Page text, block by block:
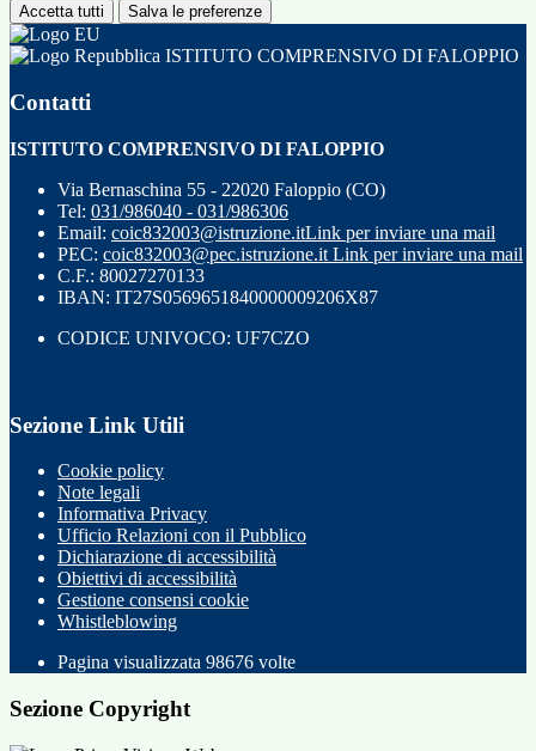
Accetta tutti Salva le preferenze
ISTITUTO COMPRENSIVO DI FALOPPIO
Contatti
ISTITUTO COMPRENSIVO DI FALOPPIO
Via Bernaschina 55 - 22020 Faloppio (CO)
Tel: 031/986040 - 031/986306
Email: coic832003@istruzione.itLink per inviare una mail
PEC: coic832003@pec.istruzione.it Link per inviare una mail
C.F.: 80027270133
IBAN: IT27S0569651840000009206X87
CODICE UNIVOCO: UF7CZO
Sezione Link Utili
Cookie policy
Note legali
Informativa Privacy
Ufficio Relazioni con il Pubblico
Dichiarazione di accessibilità
Obiettivi di accessibilità
Gestione consensi cookie
Whistleblowing
Pagina visualizzata 98676 volte
Sezione Copyright